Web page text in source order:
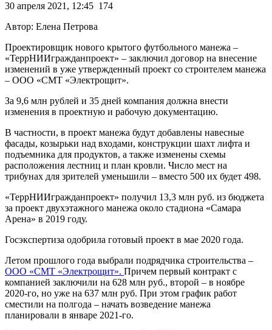
30 апреля 2021, 12:45 174
Автор: Елена Петрова
Проектировщик нового крытого футбольного манежа –
«ТеррНИИгражданпроект» – заключил договор на внесение
изменений в уже утвержденный проект со строителем манежа
– ООО «СМТ «Электрощит».
За 9,6 млн рублей и 35 дней компания должна внести
изменения в проектную и рабочую документацию.
В частности, в проект манежа будут добавлены навесные
фасады, козырьки над входами, конструкции шахт лифта и
подъемника для продуктов, а также изменены схемы
расположения лестниц и план кровли. Число мест на
трибунах для зрителей уменьшили – вместо 500 их будет 498.
«ТеррНИИгражданпроект» получил 13,3 млн руб. из бюджета
за проект двухэтажного манежа около стадиона «Самара
Арена» в 2019 году.
Госэкспертиза одобрила готовый проект в мае 2020 года.
Летом прошлого года выбрали подрядчика строительства –
ООО «СМТ «Электрощит». Причем первый контракт с
компанией заключили на 628 млн руб., второй – в ноябре
2020-го, но уже на 637 млн руб. При этом график работ
сместили на полгода – начать возведение манежа
планировали в январе 2021-го.